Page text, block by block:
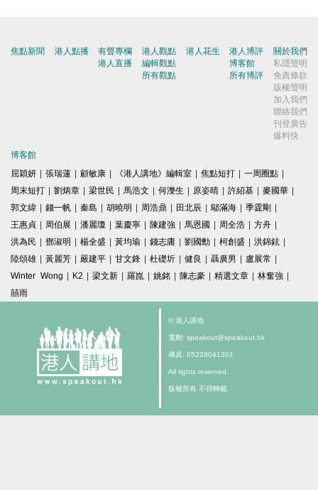
焦點新聞 港人點播
有聲專欄
港人直播
港人觀點
編輯觀點
所有觀點
港人花生
港人博評
博客館
所有博評
關於我們
私隱聲明
免責條款
版權聲明
加入我們
聯絡我們
刊登廣告
爆料快
博客館
屈穎妍 | 張瑞蓮 | 顧敏康 | 《港人講地》編輯室 | 焦點短打 | 一周圈點 |
周末短打 | 劉炳章 | 梁世民 | 馬浩文 | 何濼生 | 原姿晴 | 許紹基 | 麥國華 |
郭文緯 | 錢一帆 | 秦島 | 胡曉明 | 周浩鼎 | 田北辰 | 鄔滿海 | 季霆剛 |
王惠貞 | 周伯展 | 潘麗瓊 | 葉慶寧 | 陳建強 | 馬恩國 | 周全浩 | 方舟 |
洪為民 | 鄧淑明 | 楊全盛 | 黃均瑜 | 錢志庸 | 劉國勳 | 柯創盛 | 洪錦鉉 |
陸頌雄 | 黃麗芳 | 嚴建平 | 甘文鋒 | 杜礎圻 | 健良 | 聶廣男 | 盧展常 |
Winter Wong | K2 | 梁文新 | 羅崑 | 姚銘 | 陳志豪 | 精選文章 | 林奮強 |
囍雨
© 港人講地
電郵: speakout@speakout.hk
傳真: 85228041301
All rights reserved.
版權所有 不得轉載